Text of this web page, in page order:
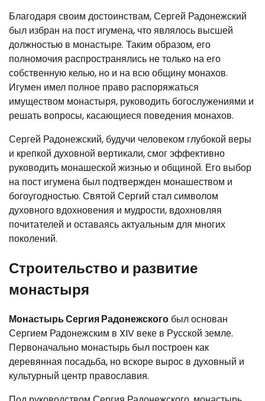
Благодаря своим достоинствам, Сергей Радонежский
был избран на пост игумена, что являлось высшей
должностью в монастыре. Таким образом, его
полномочия распространялись не только на его
собственную келью, но и на всю общину монахов.
Игумен имел полное право распоряжаться
имуществом монастыря, руководить богослужениями и
решать вопросы, касающиеся поведения монахов.
Сергей Радонежский, будучи человеком глубокой веры
и крепкой духовной вертикали, смог эффективно
руководить монашеской жизнью и общиной. Его выбор
на пост игумена был подтвержден монашеством и
богоугодностью. Святой Сергий стал символом
духовного вдохновения и мудрости, вдохновляя
почитателей и оставаясь актуальным для многих
поколений.
Строительство и развитие
монастыря
Монастырь Сергия Радонежского был основан
Сергием Радонежским в XIV веке в Русской земле.
Первоначально монастырь был построен как
деревянная посадьба, но вскоре вырос в духовный и
культурный центр православия.